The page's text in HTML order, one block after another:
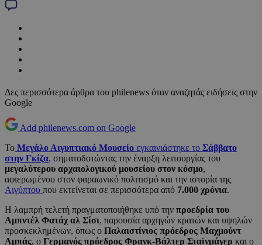
Δες περισσότερα άρθρα του philenews όταν αναζητάς ειδήσεις στην
Google
Add philenews.com on Google
Το Μεγάλο Αιγυπτιακό Μουσείο εγκαινιάστηκε το Σάββατο
στην Γκίζα, σηματοδοτώντας την έναρξη λειτουργίας του
μεγαλύτερου αρχαιολογικού μουσείου στον κόσμο,
αφιερωμένου στον φαραωνικό πολιτισμό και την ιστορία της
Αιγύπτου που εκτείνεται σε περισσότερα από 7.000 χρόνια.
Η λαμπρή τελετή πραγματοποιήθηκε υπό την προεδρία του
Αμπντέλ Φατάχ αλ Σίσι, παρουσία αρχηγών κρατών και υψηλών
προσκεκλημένων, όπως ο Παλαιστίνιος πρόεδρος Μαχμούντ
Αμπάς, ο Γερμανός πρόεδρος Φρανκ-Βάλτερ Σταϊνμάγερ και ο